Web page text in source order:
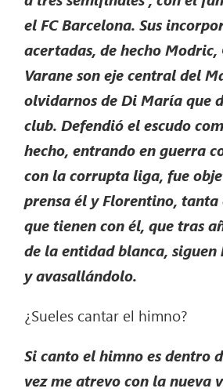
el FC Barcelona. Sus
acertadas, de hecho Modric,
Varane son eje central del
olvidarnos de Di María que
club. Defendió el escudo
hecho, entrando en guerra
con la corrupta liga, fue
prensa él y Florentino, tanta
que tienen con él, que tras
de la entidad blanca, siguen
y avasallándolo.
¿Sueles cantar el himno?
Si canto el himno es dentro
vez me atrevo con la nueva